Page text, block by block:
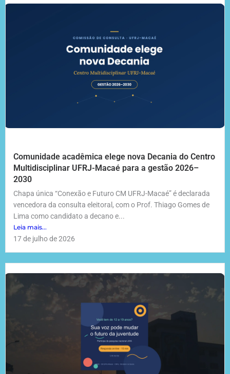
Comunidade acadêmica elege nova Decania do Centro
Multidisciplinar UFRJ-Macaé para a gestão 2026–
2030
Chapa única “Conexão e Futuro CM UFRJ-Macaé” é declarada
vencedora da consulta eleitoral, com o Prof. Thiago Gomes de
Lima como candidato a decano e...
Leia mais...
17 de julho de 2026